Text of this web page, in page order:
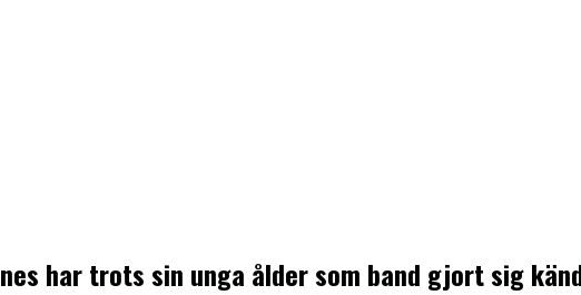
har trots sin unga ålder som band gjort sig